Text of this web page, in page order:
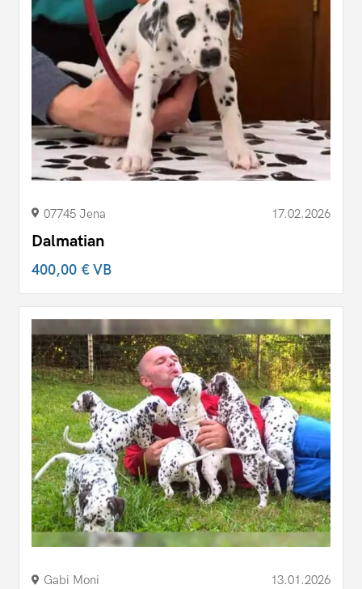
07745 Jena 17.02.2026
Dalmatian
400,00 €VB
Gabi Moni 13.01.2026